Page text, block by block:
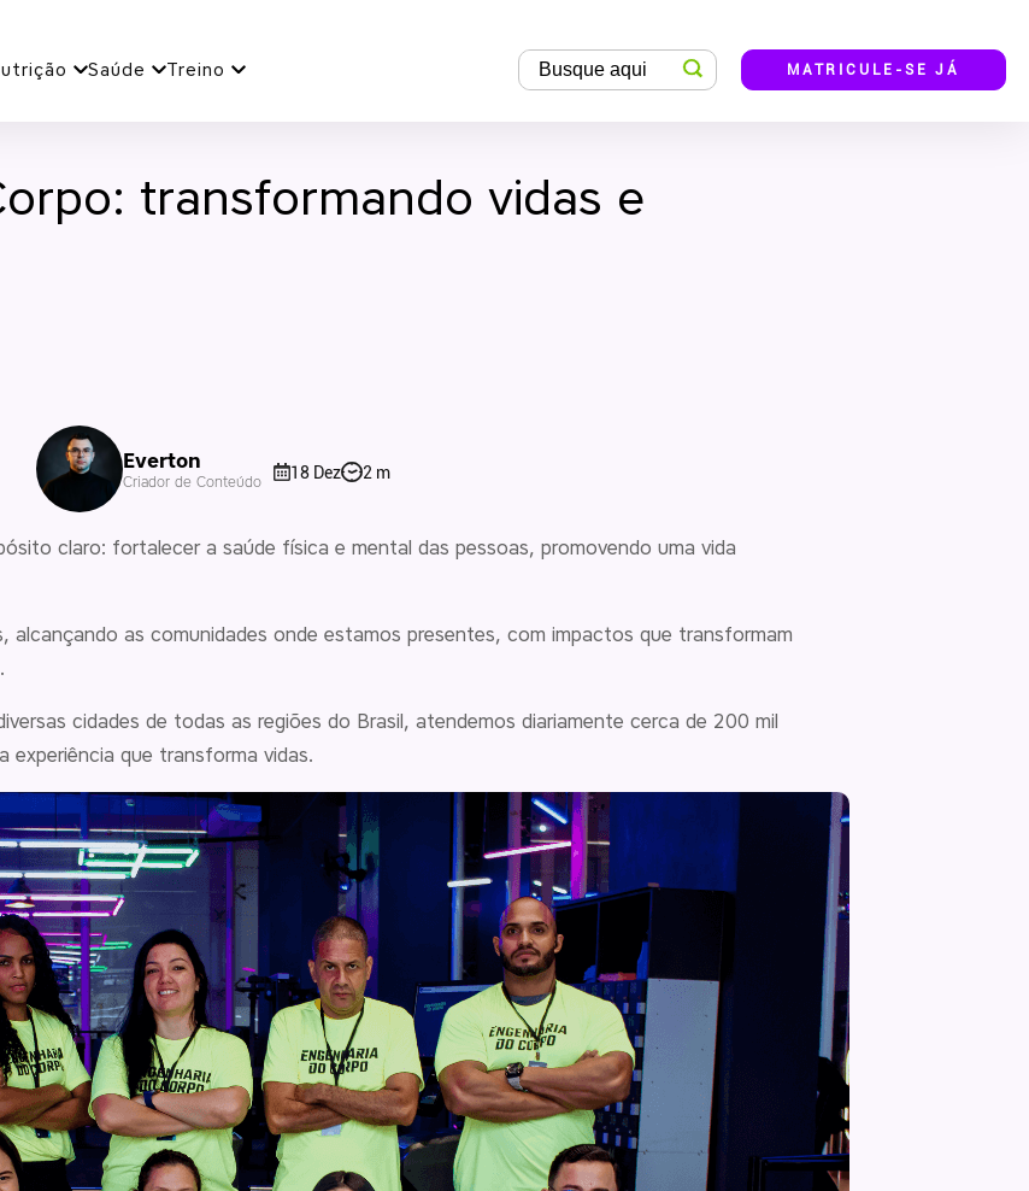
Saúde Treino MATRICULE-SE JÁ
transformando vidas e
Everton
Criador de Conteúdo 18 Dez 2 m
claro: fortalecer a saúde física e mental das pessoas, promovendo uma vida
alcançando as comunidades onde estamos presentes, com impactos que transformam
cidades de todas as regiões do Brasil, atendemos diariamente cerca de 200 mil
experiência que transforma vidas.